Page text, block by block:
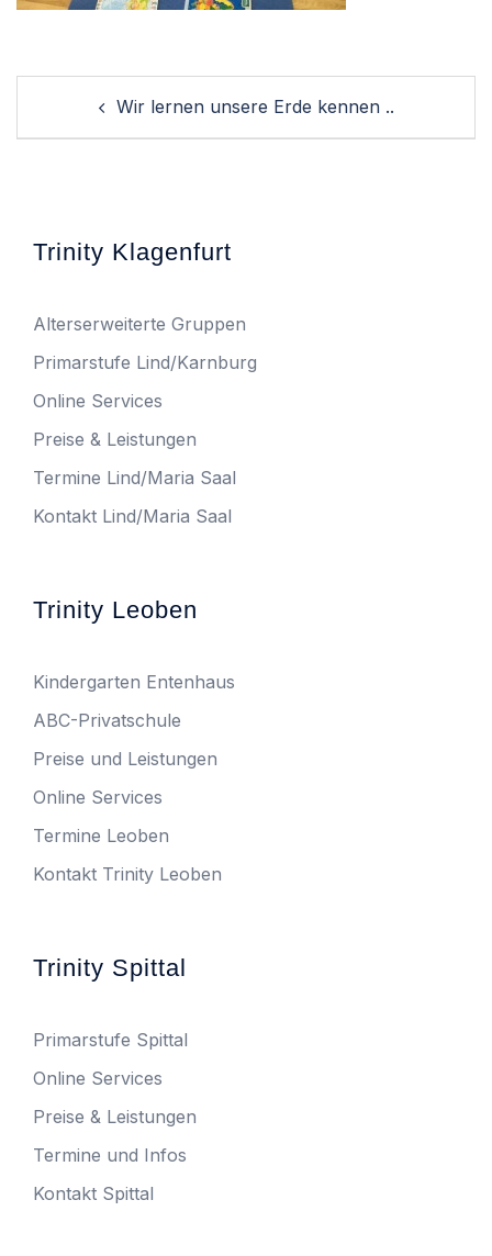
navigationWir lernen unsere Erde kennen ..
Trinity Klagenfurt
Alterserweiterte Gruppen
Primarstufe Lind/Karnburg
Online Services
Preise & Leistungen
Termine Lind/Maria Saal
Kontakt Lind/Maria Saal
Trinity Leoben
Kindergarten Entenhaus
ABC-Privatschule
Preise und Leistungen
Online Services
Termine Leoben
Kontakt Trinity Leoben
Trinity Spittal
Primarstufe Spittal
Online Services
Preise & Leistungen
Termine und Infos
Kontakt Spittal